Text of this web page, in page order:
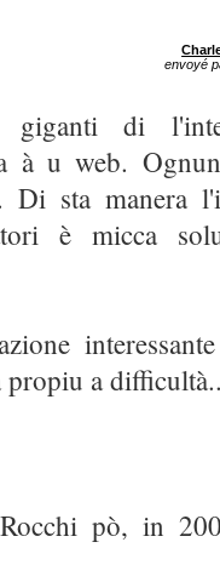
envoyé
giganti di
à u web.
Di sta manera
è micca
propiu a
pò, in